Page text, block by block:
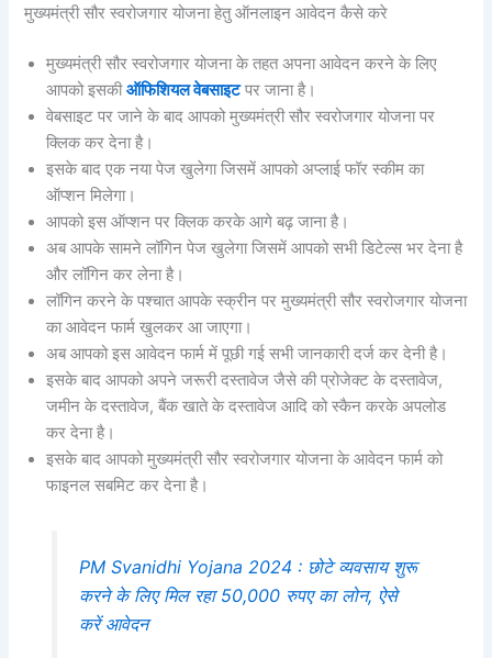
मुख्यमंत्री सौर स्वरोजगार योजना हेतु ऑनलाइन आवेदन कैसे करे
मुख्यमंत्री सौर स्वरोजगार योजना के तहत अपना आवेदन करने के लिए
आपको इसकीऑफिशियल वेबसाइटपर जाना है।
वेबसाइट पर जाने के बाद आपको मुख्यमंत्री सौर स्वरोजगार योजना पर
क्लिक कर देना है।
इसके बाद एक नया पेज खुलेगा जिसमें आपको अप्लाई फॉर स्कीम का
ऑप्शन मिलेगा।
आपको इस ऑप्शन पर क्लिक करके आगे बढ़ जाना है।
अब आपके सामने लॉगिन पेज खुलेगा जिसमें आपको सभी डिटेल्स भर देना है
और लॉगिन कर लेना है।
लॉगिन करने के पश्चात आपके स्क्रीन पर मुख्यमंत्री सौर स्वरोजगार योजना
का आवेदन फार्म खुलकर आ जाएगा।
अब आपको इस आवेदन फार्म में पूछी गई सभी जानकारी दर्ज कर देनी है।
इसके बाद आपको अपने जरूरी दस्तावेज जैसे की प्रोजेक्ट के दस्तावेज,
जमीन के दस्तावेज, बैंक खाते के दस्तावेज आदि को स्कैन करके अपलोड
कर देना है।
इसके बाद आपको मुख्यमंत्री सौर स्वरोजगार योजना के आवेदन फार्म को
फाइनल सबमिट कर देना है।
PM Svanidhi Yojana 2024 : छोटे व्यवसाय शुरू
करने के लिए मिल रहा 50,000 रुपए का लोन, ऐसे
करें आवेदन